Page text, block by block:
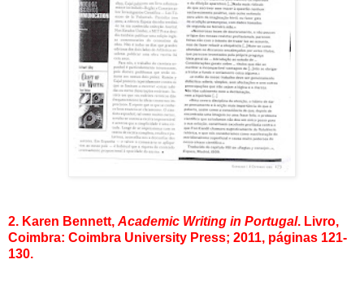
2. Karen Bennett, Academic Writing in Portugal. Livro,
Coimbra: Coimbra University Press; 2011, páginas 121-
130.